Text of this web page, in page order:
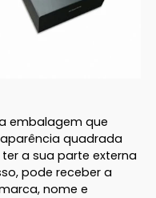
embalagem que
quadrada
a sua parte externa
pode receber a
nome e